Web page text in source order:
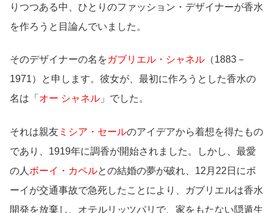
りつつある中、ひとりのファッション・デザイナーが香水
を作ろうと目論んでいました。
そのデザイナーの名をガブリエル・シャネル （1883－
1971）と申します。彼女が、最初に作ろうとした香水の
名は「 オー シャネル 」でした。
それは親友 ミシア・セールのアイデアから着想を得たもの
であり、1919年に調香が開始されました。しかし、最愛
の人 ボーイ・カペルとの結婚の夢が破れ、12月22日にボ
ーイが交通事故で急死したことにより、ガブリエルは香水
開発を放棄し、オテルリッツパリで、家をもたない隠遁生